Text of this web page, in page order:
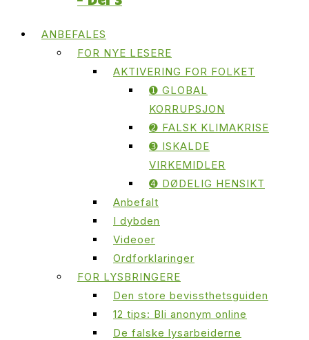
ANBEFALES
FOR NYE LESERE
AKTIVERING FOR FOLKET
➊ GLOBAL
KORRUPSJON
➋ FALSK KLIMAKRISE
➌ ISKALDE
VIRKEMIDLER
➍ DØDELIG HENSIKT
Anbefalt
I dybden
Videoer
Ordforklaringer
FOR LYSBRINGERE
Den store bevissthetsguiden
12 tips: Bli anonym online
De falske lysarbeiderne